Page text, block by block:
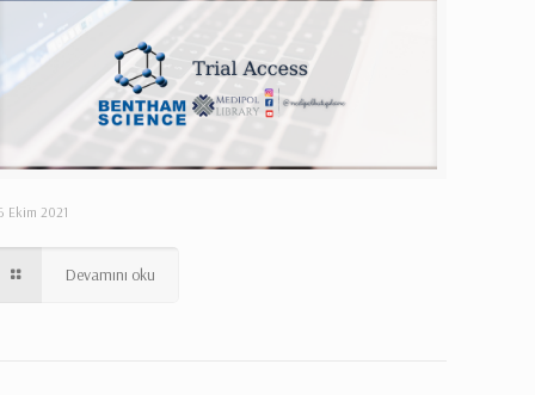
Ekim 2021
Devamını oku